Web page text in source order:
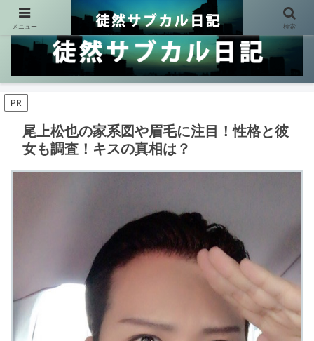
PR
尾上松也の家系図や眉毛に注目！性格と彼
女も調査！キスの真相は？
メニュー 検索